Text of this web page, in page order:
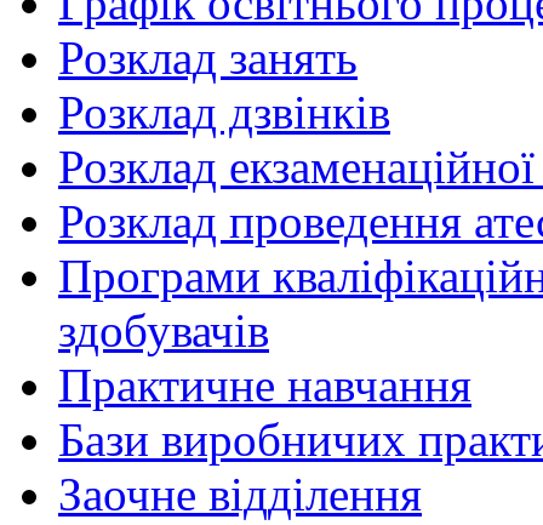
Розклад занять
Розклад дзвінків
Розклад екзаменаційної
Розклад проведення
Програми
здобувачів
Практичне навчання
Бази виробничих
Заочне відділення